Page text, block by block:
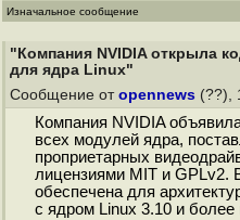
Изначальное сообщение
"Компания NVIDIA открыла
для ядра Linux"
Сообщение от opennews (??),
Компания NVIDIA
всех модулей ядра,
проприетарных
лицензиями MIT и GPLv2.
обеспечена для
с ядром Linux 3.10 и